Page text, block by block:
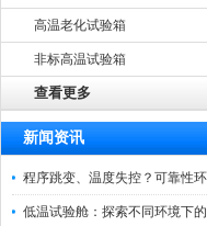
高温老化试验箱
非标高温试验箱
查看更多
新闻资讯